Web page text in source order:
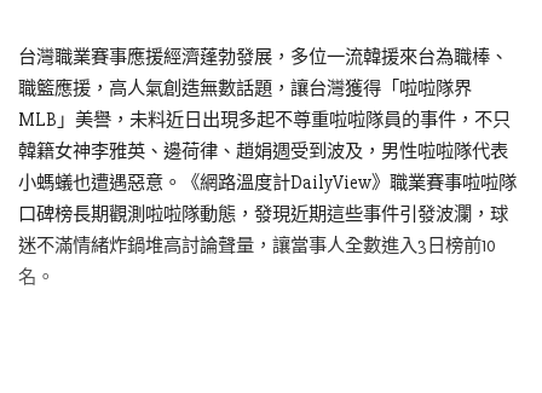
台灣職業賽事應援經濟蓬勃發展，多位一流韓援來台為職棒、
職籃應援，高人氣創造無數話題，讓台灣獲得「啦啦隊界
MLB」美譽，未料近日出現多起不尊重啦啦隊員的事件，不只
韓籍女神李雅英、邊荷律、趙娟週受到波及，男性啦啦隊代表
小螞蟻也遭遇惡意。《網路溫度計DailyView》職業賽事啦啦隊
口碑榜長期觀測啦啦隊動態，發現近期這些事件引發波瀾，球
迷不滿情緒炸鍋堆高討論聲量，讓當事人全數進入3日榜前10
名。